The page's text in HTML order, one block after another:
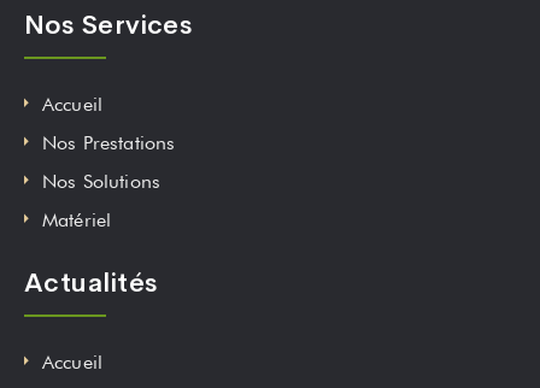
Nos Services
Accueil
Nos Prestations
Nos Solutions
Matériel
Actualités
Accueil